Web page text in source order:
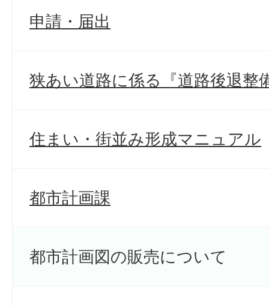
申請・届出
狭あい道路に係る『道路後退整
住まい・街並み形成マニュアル
都市計画課
都市計画図の販売について